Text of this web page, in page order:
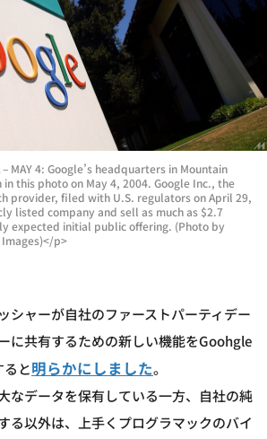
– MAY 4: Google’s headquarters in Mountain
in this photo on May 4, 2004. Google Inc., the
provider, filed with U.S. regulators on April 29,
listed company and sell as much as $2.7
expected initial public offering. (Photo by
p>
シャーが自社のファーストパーティデー
に共有するための新しい機能をGoohgle
と明らかにしました。
なデータを保有している一方、自社の純
る以外は、上手くプログラマックのバイ